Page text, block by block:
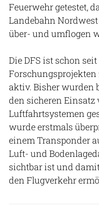
Feuerwehr getestet,
Landebahn
über- und umflogen
Die DFS ist schon
aktiv. Bisher wurden
den sicheren
Luftfahrtsystemen
wurde erstmals
einem Transponder
Luft- und
sichtbar ist und
den Flugverkehr